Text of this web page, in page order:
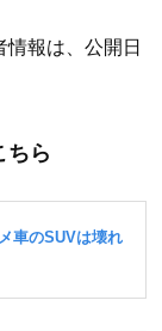
報は、公開日
ちら